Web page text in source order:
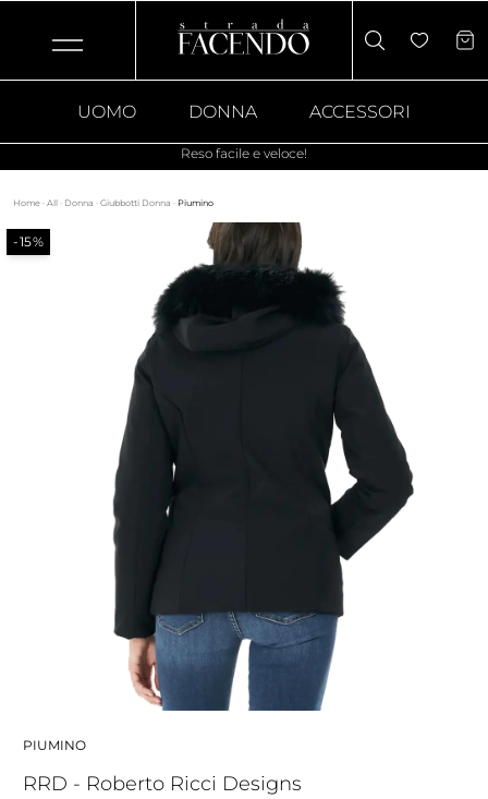
UOMO DONNA ACCESSORI
Reso facile e veloce!
Home · All · Donna · Giubbotti Donna · Piumino
-15%
PIUMINO
RRD - Roberto Ricci Designs